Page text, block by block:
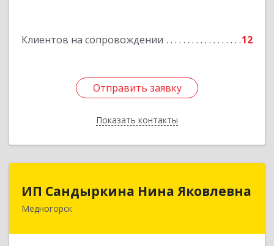
Клиентов на сопровождении 12
Отправить заявку
Показать контакты
Отправить заявку
Назад
ИП Сандыркина Нина Яковлевна
Медногорск462270, Оренбургская обл, Медногорск г,